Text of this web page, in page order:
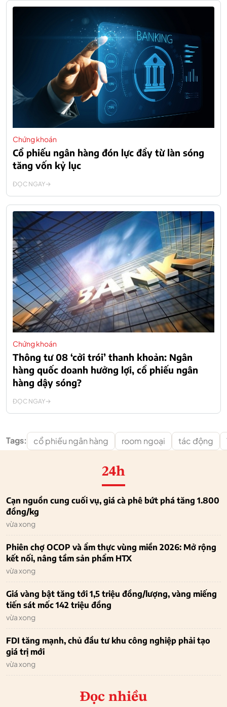
Chứng khoán
Cổ phiếu ngân hàng đón lực đẩy từ làn sóng
tăng vốn kỷ lục
ĐỌC NGAY
Chứng khoán
Thông tư 08 ‘cởi trói’ thanh khoản: Ngân
hàng quốc doanh hưởng lợi, cổ phiếu ngân
hàng dậy sóng?
ĐỌC NGAY
Tags: cổ phiếu ngân hàng room ngoại tác động
24h
Cạn nguồn cung cuối vụ, giá cà phê bứt phá tăng 1.800
đồng/kg
vừa xong
Phiên chợ OCOP và ẩm thực vùng miền 2026: Mở rộng
kết nối, nâng tầm sản phẩm HTX
vừa xong
Giá vàng bật tăng tới 1,5 triệu đồng/lượng, vàng miếng
tiến sát mốc 142 triệu đồng
vừa xong
FDI tăng mạnh, chủ đầu tư khu công nghiệp phải tạo
giá trị mới
vừa xong
Đọc nhiều